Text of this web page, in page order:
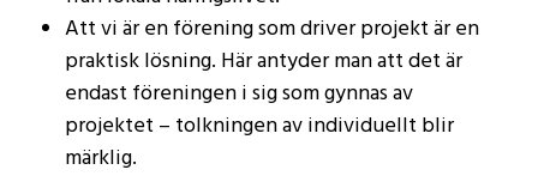
Att vi är en förening som driver projekt är en
praktisk lösning. Här antyder man att det är
endast föreningen i sig som gynnas av
projektet – tolkningen av individuellt blir
märklig.